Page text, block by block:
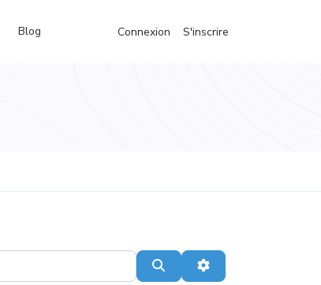
Blog Connexion S'inscrire
RechercheAdvanced Filters